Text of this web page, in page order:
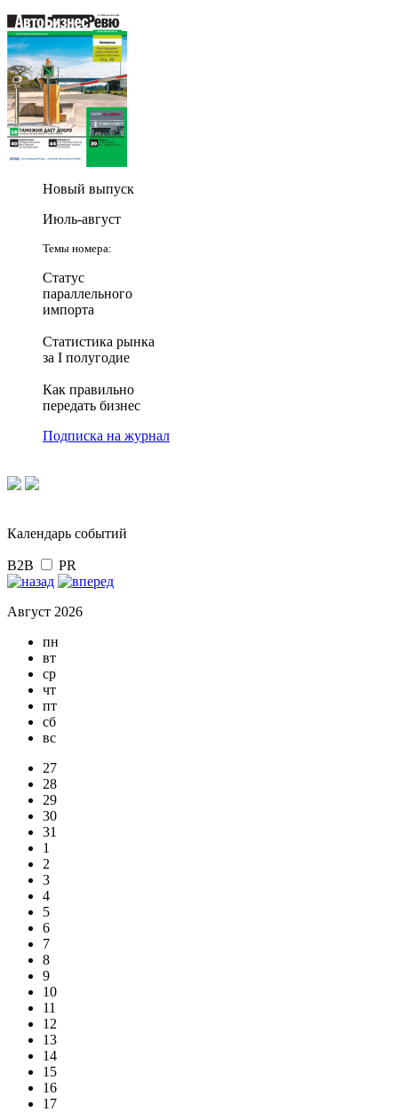
Новый выпуск
Июль-август
Темы номера:
Статус
параллельного
импорта
Статистика рынка
за I полугодие
Как правильно
передать бизнес
Подписка на журнал
Календарь событий
B2B PR
Август 2026
пн
вт
ср
чт
пт
сб
вс
27
28
29
30
31
1
2
3
4
5
6
7
8
9
10
11
12
13
14
15
16
17